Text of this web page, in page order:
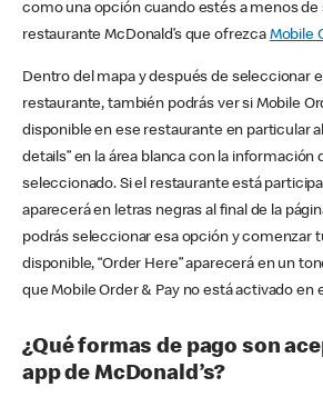
como una opción cuando estés a menos de
restaurante McDonald’s que ofrezca Mobile
Dentro del mapa y después de seleccionar
restaurante, también podrás ver si Mobile
disponible en ese restaurante en particular
details” en la área blanca con la información
seleccionado. Si el restaurante está
aparecerá en letras negras al final de la
podrás seleccionar esa opción y comenzar
disponible, “Order Here” aparecerá en un
que Mobile Order & Pay no está activado en
¿Qué formas de pago son
app de McDonald’s?